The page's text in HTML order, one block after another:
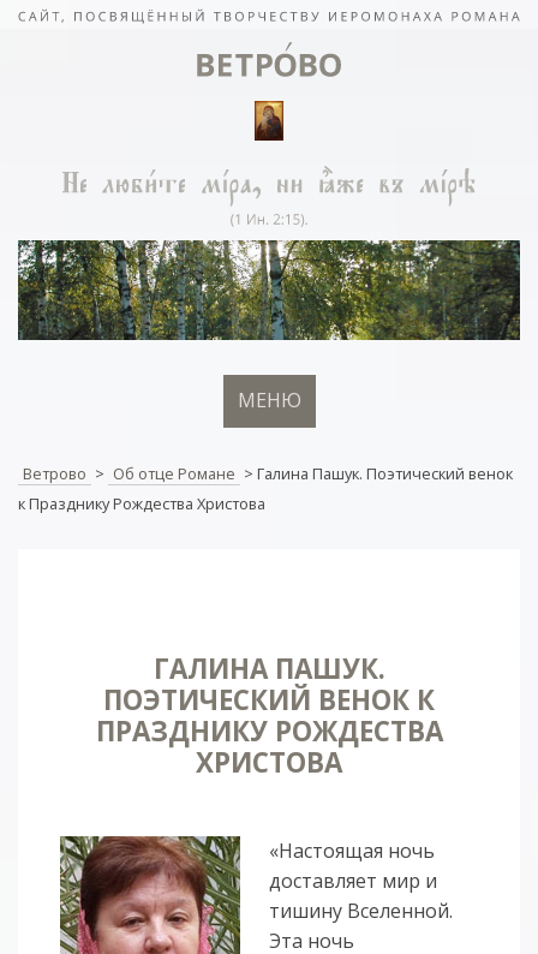
МЕНЮ
Ветрово > Об отце Романе > Галина Пашук. Поэтический венок
к Празднику Рождества Христова
ГАЛИНА ПАШУК.
ПОЭТИЧЕСКИЙ ВЕНОК К
ПРАЗДНИКУ РОЖДЕСТВА
ХРИСТОВА
«Настоящая ночь
доставляет мир и
тишину Вселенной.
Эта ночь